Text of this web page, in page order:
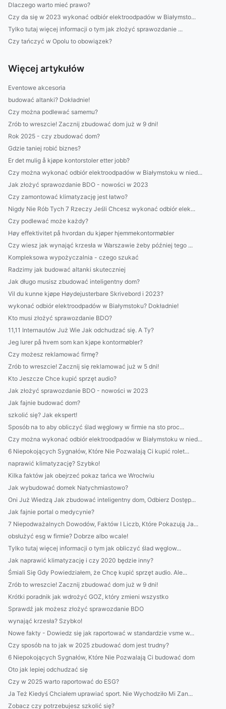
Dlaczego warto mieć prawo?
Czy da się w 2023 wykonać odbiór elektroodpadów w Białymsto...
Tylko tutaj więcej informacji o tym jak złożyć sprawozdanie ...
Czy tańczyć w Opolu to obowiązek?
Więcej artykułów
Eventowe akcesoria
budować altanki? Dokładnie!
Czy można podlewać samemu?
Zrób to wreszcie! Zacznij zbudować dom już w 9 dni!
Rok 2025 - czy zbudować dom?
Gdzie taniej robić biznes?
Er det mulig å kjøpe kontorstoler etter jobb?
Czy można wykonać odbiór elektroodpadów w Białymstoku w nied...
Jak złożyć sprawozdanie BDO - nowości w 2023
Czy zamontować klimatyzację jest łatwo?
Nigdy Nie Rób Tych 7 Rzeczy Jeśli Chcesz wykonać odbiór elek...
Czy podlewać może każdy?
Høy effektivitet på hvordan du kjøper hjemmekontormøbler
Czy wiesz jak wynająć krzesła w Warszawie żeby później tego ...
Kompleksowa wypożyczalnia - czego szukać
Radzimy jak budować altanki skuteczniej
Jak długo musisz zbudować inteligentny dom?
Vil du kunne kjøpe Høydejusterbare Skrivebord i 2023?
wykonać odbiór elektroodpadów w Białymstoku? Dokładnie!
Kto musi złożyć sprawozdanie BDO?
11,11 Internautów Już Wie Jak odchudzać się. A Ty?
Jeg lurer på hvem som kan kjøpe kontormøbler?
Czy możesz reklamować firmę?
Zrób to wreszcie! Zacznij się reklamować już w 5 dni!
Kto Jeszcze Chce kupić sprzęt audio?
Jak złożyć sprawozdanie BDO - nowości w 2023
Jak fajnie budować dom?
szkolić się? Jak ekspert!
Sposób na to aby obliczyć ślad węglowy w firmie na sto proc...
Czy można wykonać odbiór elektroodpadów w Białymstoku w nied...
6 Niepokojących Sygnałów, Które Nie Pozwalają Ci kupić rolet...
naprawić klimatyzację? Szybko!
Kilka faktów jak obejrzeć pokaz tańca we Wrocłwiu
Jak wybudować domek Natychmiastowo?
Oni Już Wiedzą Jak zbudować inteligentny dom, Odbierz Dostęp...
Jak fajnie portal o medycynie?
7 Niepodważalnych Dowodów, Faktów I Liczb, Które Pokazują Ja...
obsłużyć esg w firmie? Dobrze albo wcale!
Tylko tutaj więcej informacji o tym jak obliczyć ślad węglow...
Jak naprawić klimatyzację i czy 2020 będzie inny?
Śmiali Się Gdy Powiedziałem, że Chcę kupić sprzęt audio. Ale...
Zrób to wreszcie! Zacznij zbudować dom już w 9 dni!
Krótki poradnik jak wdrożyć GOZ, który zmieni wszystko
Sprawdź jak możesz złożyć sprawozdanie BDO
wynająć krzesła? Szybko!
Nowe fakty - Dowiedz się jak raportować w standardzie vsme w...
Czy sposób na to jak w 2025 zbudować dom jest trudny?
6 Niepokojących Sygnałów, Które Nie Pozwalają Ci budować dom
Oto jak lepiej odchudzać się
Czy w 2025 warto raportować do ESG?
Ja Też Kiedyś Chciałem uprawiać sport. Nie Wychodziło Mi Zan...
Zobacz czy potrzebujesz szkolić się?